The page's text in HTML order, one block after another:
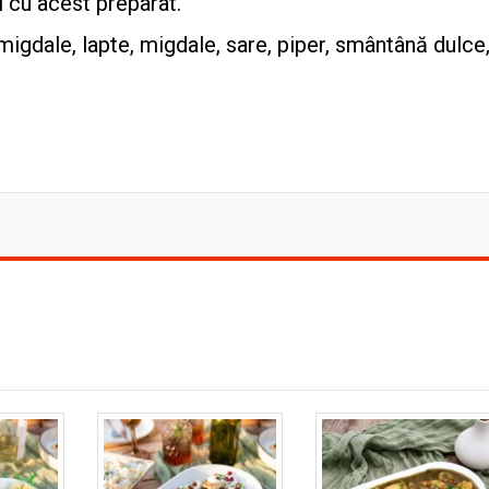
lapte, migdale, sare, piper, smântână